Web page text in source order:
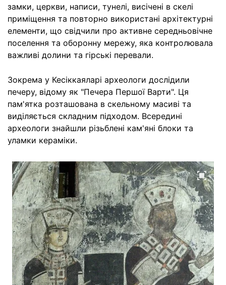
замки, церкви, написи, тунелі, висічені в скелі
приміщення та повторно використані архітектурні
елементи, що свідчили про активне середньовічне
поселення та оборонну мережу, яка контролювала
важливі долини та гірські перевали.
Зокрема у Кесіккаяларі археологи дослідили
печеру, відому як "Печера Першої Варти". Ця
пам'ятка розташована в скельному масиві та
виділяється складним підходом. Всередині
археологи знайшли різьблені кам'яні блоки та
уламки кераміки.